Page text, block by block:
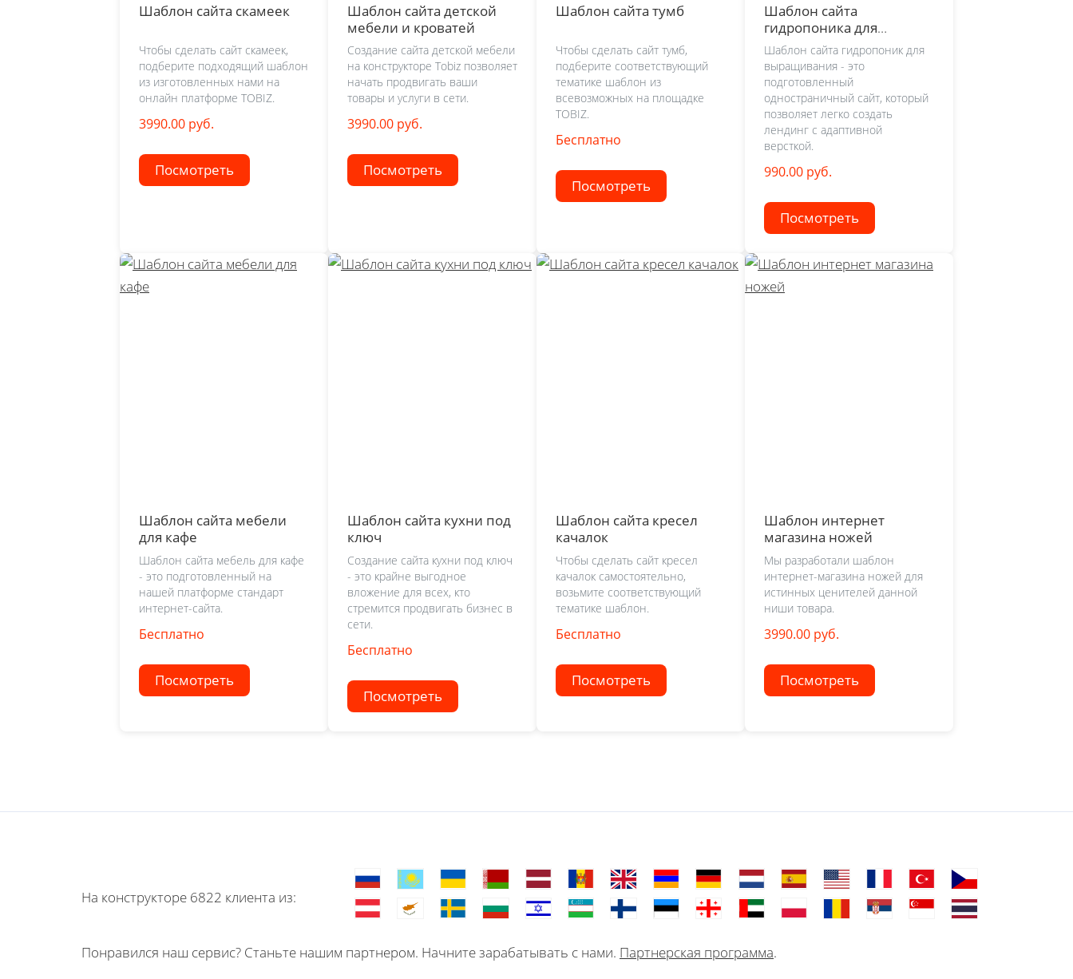
Шаблон сайта скамеек
Чтобы сделать сайт скамеек,
подберите подходящий шаблон
из изготовленных нами на
онлайн платформе TOBIZ.
3990.00 руб.
Посмотреть
Шаблон сайта детской
мебели и кроватей
Создание сайта детской мебели
на конструкторе Tobiz позволяет
начать продвигать ваши
товары и услуги в сети.
3990.00 руб.
Посмотреть
Шаблон сайта тумб
Чтобы сделать сайт тумб,
подберите соответствующий
тематике шаблон из
всевозможных на площадке
TOBIZ.
Бесплатно
Посмотреть
Шаблон сайта
гидропоника для
выращивания
Шаблон сайта гидропоник для
выращивания - это
подготовленный
одностраничный сайт, который
позволяет легко создать
лендинг с адаптивной
версткой.
990.00 руб.
Посмотреть
Шаблон сайта мебели
для кафе
Шаблон сайта мебель для кафе
- это подготовленный на
нашей платформе стандарт
интернет-сайта.
Бесплатно
Посмотреть
Шаблон сайта кухни под
ключ
Создание сайта кухни под ключ
- это крайне выгодное
вложение для всех, кто
стремится продвигать бизнес в
сети.
Бесплатно
Посмотреть
Шаблон сайта кресел
качалок
Чтобы сделать сайт кресел
качалок самостоятельно,
возьмите соответствующий
тематике шаблон.
Бесплатно
Посмотреть
Шаблон интернет
магазина ножей
Мы разработали шаблон
интернет-магазина ножей для
истинных ценителей данной
ниши товара.
3990.00 руб.
Посмотреть
На конструкторе 6822 клиента из:
Понравился наш сервис? Станьте нашим партнером. Начните зарабатывать с нами. Партнерская программа.